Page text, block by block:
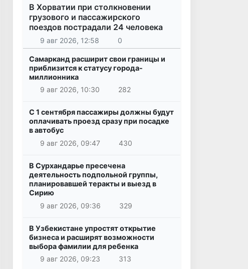
В Хорватии при столкновении
грузового и пассажирского
поездов пострадали 24 человека
9 авг 2026, 12:58 0
Самарканд расширит свои границы и
приблизится к статусу города-
миллионника
9 авг 2026, 10:30
282
С 1 сентября пассажиры должны будут
оплачивать проезд сразу при посадке
в автобус
9 авг 2026, 09:47
430
В Сурхандарье пресечена
деятельность подпольной группы,
планировавшей теракты и выезд в
Сирию
9 авг 2026, 09:36
329
В Узбекистане упростят открытие
бизнеса и расширят возможности
выбора фамилии для ребенка
9 авг 2026, 09:23
313